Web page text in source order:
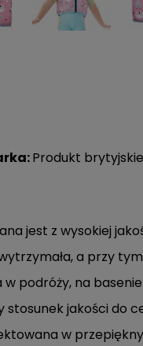
do nauki
Swim Vest z
Produkt
jest z wysokiej
a przy
w podróży, na
stosunek jakości do
w